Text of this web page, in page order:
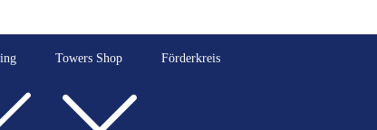
Towers Shop Förderkreis